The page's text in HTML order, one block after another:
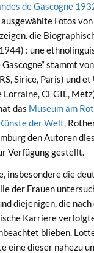
de Gascogne
Fotos
die
: une
Gascogne“ stammt
Sirice, Paris) und
CEGIL,
das Museum am
der Welt,
den Autoren
Verfügung gestellt.
insbesondere die
der Frauen
diejenigen, die
Karriere
blieben.
eine dieser nahezu